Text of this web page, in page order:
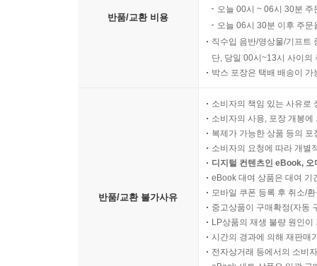
주차장에서 조심해서 내려요
핸들을 마음대로 만지면 안 돼요
지하철 계단과 에스컬레이터를 안전하게 이용해요
스크린도어에 끼이지 않게 조심해요
지하철 감전 사고에 주의해요
선로에 떨어졌을 때는 도움을 요청해요
배에서 위험한 행동을 하지 않아요
비행기가 착륙할 때까지 안전하게 이용해요
반품/교환 비용
오늘 00시 ~ 06시 30분
오늘 06시 30분 이후 주
직수입 음반/영상물/기프트
단, 당일 00시~13시 사이의
박스 포장은 택배 배송이
반품/교환 불가사유
소비자의 책임 있는 사유로
소비자의 사용, 포장 개봉
복제가 가능한 상품 등의
소비자의 요청에 따라 개별
디지털 컨텐츠인 eBook,
eBook 대여 상품은 대여 기
모바일 쿠폰 등록 후 취소/
중고상품이 구매확정(자동
LP상품의 재생 불량 원인
시간의 경과에 의해 재판매
전자상거래 등에서의 소비